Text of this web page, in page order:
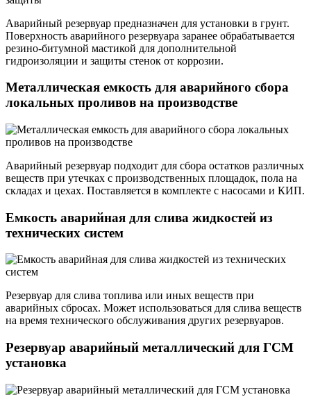
Аварийный резервуар предназначен для установки в грунт.
Поверхность аварийного резервуара заранее обрабатывается
резино-битумной мастикой для дополнительной
гидроизоляции и защиты стенок от коррозии.
Металлическая емкость для аварийного сбора
локальных проливов на производстве
Аварийный резервуар подходит для сбора остатков различных
веществ при утечках с производственных площадок, пола на
складах и цехах. Поставляется в комплекте с насосами и КИП.
Емкость аварийная для слива жидкостей из
технических систем
Резервуар для слива топлива или иных веществ при
аварийных сбросах. Может использоваться для слива веществ
на время технического обслуживания других резервуаров.
Резервуар аварийный металлический для ГСМ
установка